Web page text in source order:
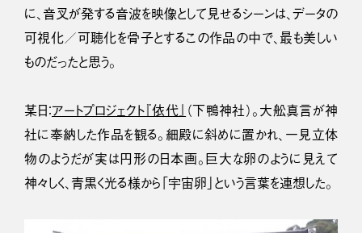
に、音叉が発する音波を映像として見せるシーンは、データの
可視化／可聴化を骨子とするこの作品の中で、最も美しい
ものだったと思う。
某日：アートプロジェクト『依代』 （下鴨神社）。大舩真言が神
社に奉納した作品を観る。細殿に斜めに置かれ、一見立体
物のようだが実は円形の日本画。巨大な卵のように見えて
神々しく、青黒く光る様から「宇宙卵」という言葉を連想した。